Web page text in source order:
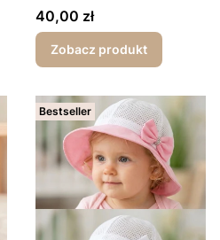
bear
Cena
40,00 zł
Zobacz produkt
Bestseller